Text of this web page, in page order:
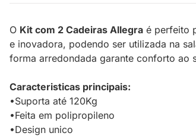
O Kit com 2 Cadeiras Allegra é perfeito
e inovadora, podendo ser utilizada na
forma arredondada garante conforto ao
Caracteristicas principais:
•Suporta até 120Kg
•Feita em polipropileno
•Design unico